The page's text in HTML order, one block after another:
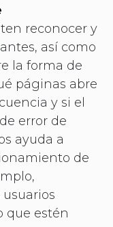
reconocer y
así como
la forma de
páginas abre
y si el
error de
ayuda a
de
que estén